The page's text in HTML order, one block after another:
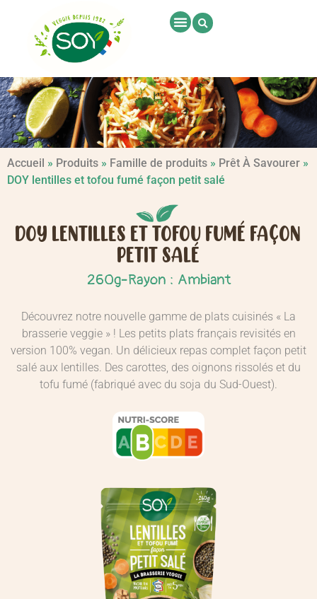
Accueil » Produits » Famille de produits » Prêt À Savourer »
DOY lentilles et tofou fumé façon petit salé
DOY LENTILLES ET TOFOU FUMÉ FAÇON
PETIT SALÉ
260g-Rayon : Ambiant
Découvrez notre nouvelle gamme de plats cuisinés « La
brasserie veggie » ! Les petits plats français revisités en
version 100% vegan. Un délicieux repas complet façon petit
salé aux lentilles. Des carottes, des oignons rissolés et du
tofu fumé (fabriqué avec du soja du Sud-Ouest).